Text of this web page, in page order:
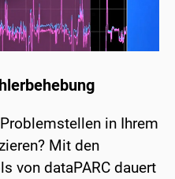
in Ihrem
Mit den
von dataPARC dauert